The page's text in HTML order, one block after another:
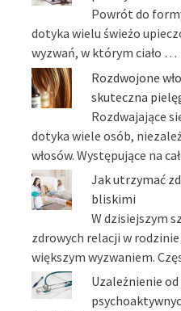
Powrót do
dotyka wielu świeżo
wyzwań, w którym ciało …
Rozdwojone
skuteczna
Rozdwajające
dotyka wiele osób,
włosów. Występujące na
Jak utrzymać
bliskimi
W dzisiejszym
zdrowych relacji w
większym wyzwaniem.
Uzależnienie